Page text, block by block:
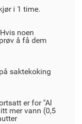
i 1 time.
noen
å få dem
saktekoking
er for "Al
mer vann (0,5